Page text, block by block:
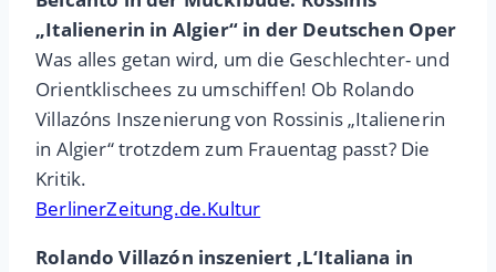
„Italienerin in Algier“ in der Deutschen Oper
Was alles getan wird, um die Geschlechter- und
Orientklischees zu umschiffen! Ob Rolando
Villazóns Inszenierung von Rossinis „Italienerin
in Algier“ trotzdem zum Frauentag passt? Die
Kritik.
BerlinerZeitung.de.Kultur
Rolando Villazón inszeniert ‚L‘Italiana in